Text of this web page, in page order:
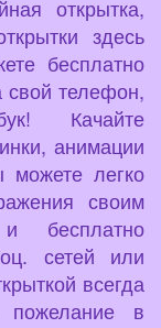
открытка,
здесь
бесплатно
свой телефон,
Качайте
анимации
легко
своим
бесплатно
сетей или
всегда
в